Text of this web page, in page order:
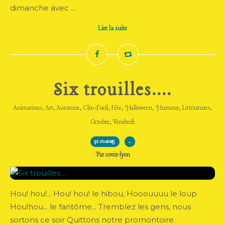
dimanche avec ...
Lire la suite
Six trouilles....
Animations,Art,Automne, Clin d'oeil, Fête, Halloween, Humour, Littératures,
Octobre, Vendredi
31.10.2025 …
Par covix-lyon
Hou! hou!... Hou! hou! le hibou, Hooouuuu le loup
Hou!hou... le fantôme... Tremblez les gens, nous
sortons ce soir Quittons notre promontoire.